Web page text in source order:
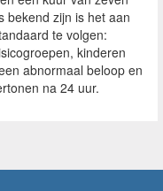
bekend zijn is het aan
te volgen:
kinderen
abnormaal beloop en
na 24 uur.